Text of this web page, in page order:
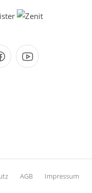
AGB Impressum